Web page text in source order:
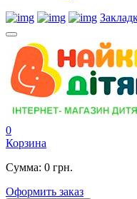
0
Корзина
Сумма: 0 грн.
Оформить заказ